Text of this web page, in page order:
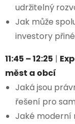
udržitelný
Jak může
investory
11:45 – 12:25 |
měst a obcí
Jaká jsou
řešení pro
Jaké moderní